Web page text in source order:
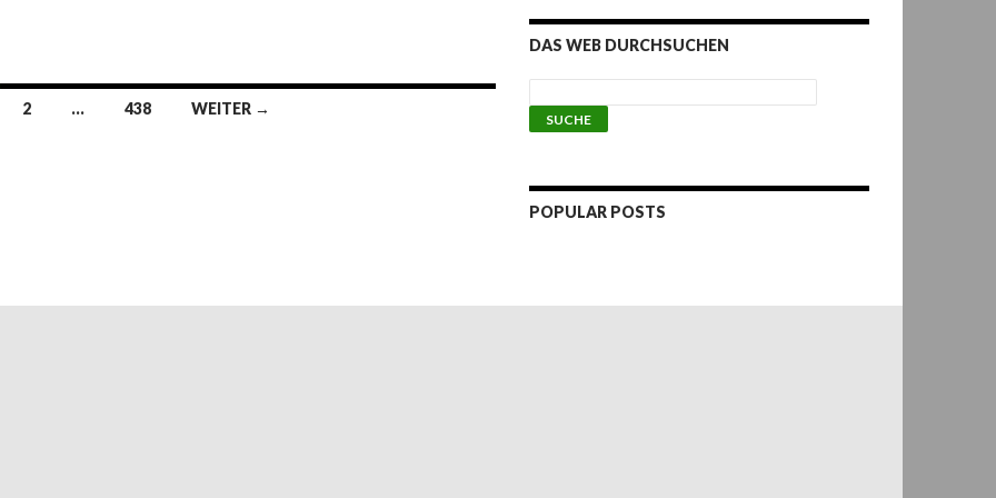
2 … 438 WEITER →
DAS WEB DURCHSUCHEN
POPULAR POSTS